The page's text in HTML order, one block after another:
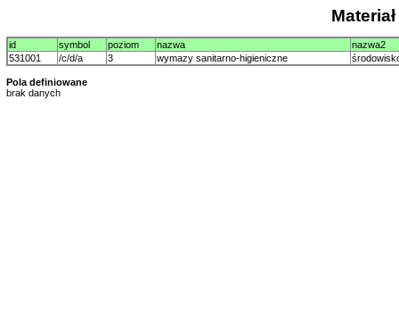
id symbol poziom nazwa
nazwa2
531001
/c/d/a 3 wymazy sanitarno-higieniczne
Pola definiowane
brak danych